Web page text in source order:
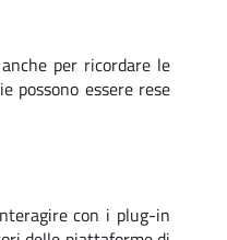
per ricordare le
possono essere rese
con i plug-in